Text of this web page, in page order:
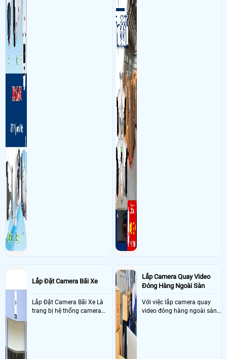
Lắp Đặt Camera Bãi Xe
Lắp Đặt Camera Bãi Xe Là
trang bị hệ thống camera
Lắp Camera Quay Video
Đóng Hàng Ngoài Sàn
Với việc lắp camera quay
video đóng hàng ngoài sàn